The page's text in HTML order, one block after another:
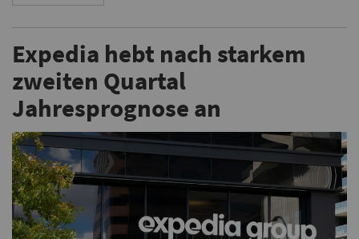
Expedia hebt nach starkem
zweiten Quartal
Jahresprognose an